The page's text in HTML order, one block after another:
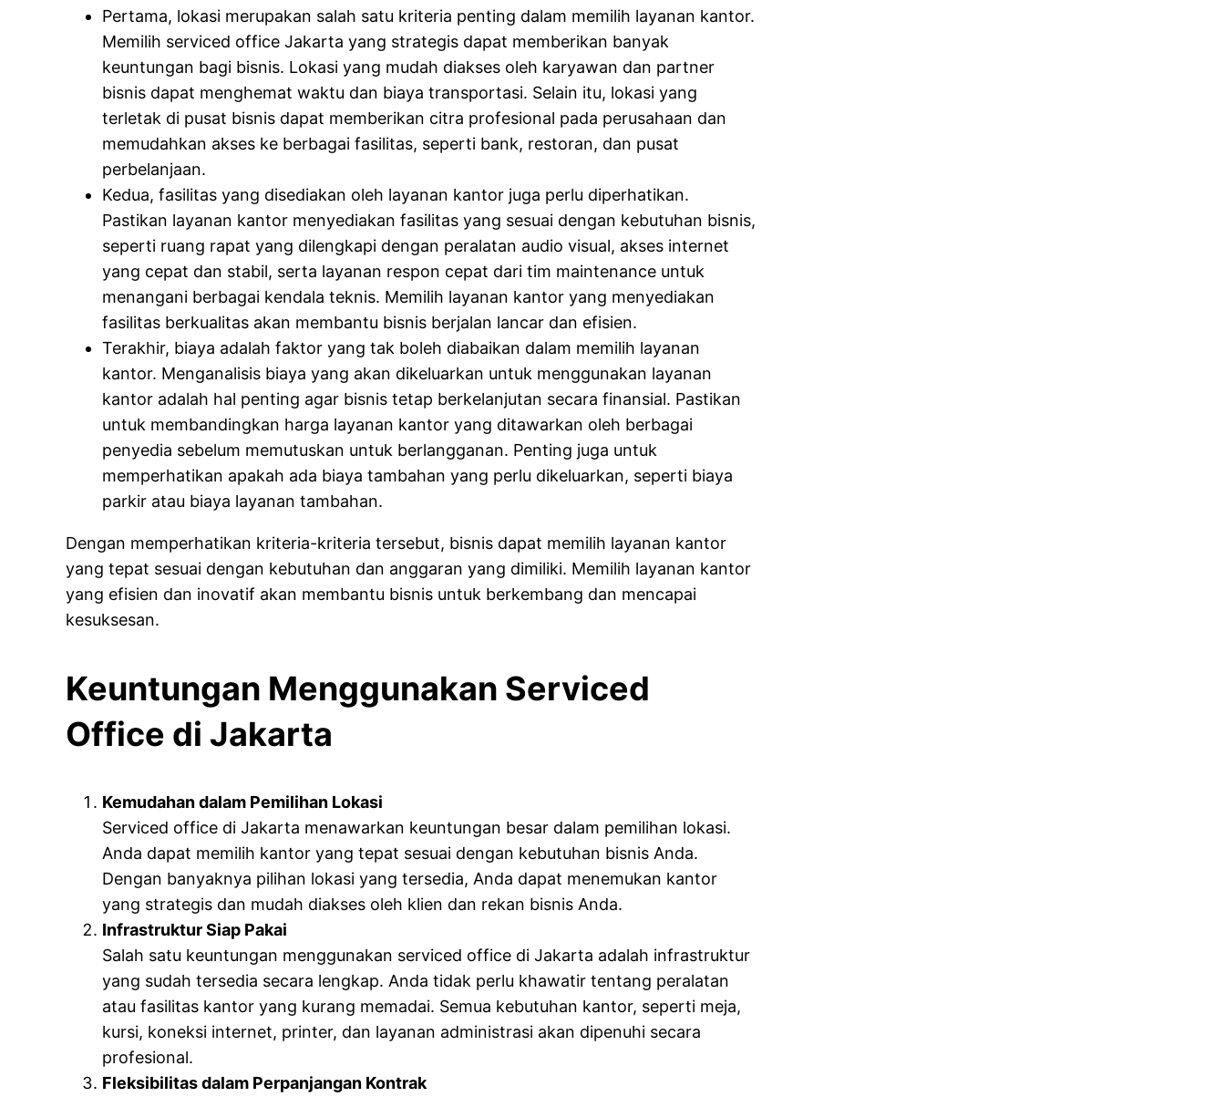
Pertama, lokasi merupakan salah satu kriteria penting dalam memilih layanan kantor.
Memilih serviced office Jakarta yang strategis dapat memberikan banyak
keuntungan bagi bisnis. Lokasi yang mudah diakses oleh karyawan dan partner
bisnis dapat menghemat waktu dan biaya transportasi. Selain itu, lokasi yang
terletak di pusat bisnis dapat memberikan citra profesional pada perusahaan dan
memudahkan akses ke berbagai fasilitas, seperti bank, restoran, dan pusat
perbelanjaan.
Kedua, fasilitas yang disediakan oleh layanan kantor juga perlu diperhatikan.
Pastikan layanan kantor menyediakan fasilitas yang sesuai dengan kebutuhan bisnis,
seperti ruang rapat yang dilengkapi dengan peralatan audio visual, akses internet
yang cepat dan stabil, serta layanan respon cepat dari tim maintenance untuk
menangani berbagai kendala teknis. Memilih layanan kantor yang menyediakan
fasilitas berkualitas akan membantu bisnis berjalan lancar dan efisien.
Terakhir, biaya adalah faktor yang tak boleh diabaikan dalam memilih layanan
kantor. Menganalisis biaya yang akan dikeluarkan untuk menggunakan layanan
kantor adalah hal penting agar bisnis tetap berkelanjutan secara finansial. Pastikan
untuk membandingkan harga layanan kantor yang ditawarkan oleh berbagai
penyedia sebelum memutuskan untuk berlangganan. Penting juga untuk
memperhatikan apakah ada biaya tambahan yang perlu dikeluarkan, seperti biaya
parkir atau biaya layanan tambahan.
Dengan memperhatikan kriteria-kriteria tersebut, bisnis dapat memilih layanan kantor
yang tepat sesuai dengan kebutuhan dan anggaran yang dimiliki. Memilih layanan kantor
yang efisien dan inovatif akan membantu bisnis untuk berkembang dan mencapai
kesuksesan.
Keuntungan Menggunakan Serviced
Office di Jakarta
Kemudahan dalam Pemilihan Lokasi
Serviced office di Jakarta menawarkan keuntungan besar dalam pemilihan lokasi.
Anda dapat memilih kantor yang tepat sesuai dengan kebutuhan bisnis Anda.
Dengan banyaknya pilihan lokasi yang tersedia, Anda dapat menemukan kantor
yang strategis dan mudah diakses oleh klien dan rekan bisnis Anda.
Infrastruktur Siap Pakai
Salah satu keuntungan menggunakan serviced office di Jakarta adalah infrastruktur
yang sudah tersedia secara lengkap. Anda tidak perlu khawatir tentang peralatan
atau fasilitas kantor yang kurang memadai. Semua kebutuhan kantor, seperti meja,
kursi, koneksi internet, printer, dan layanan administrasi akan dipenuhi secara
profesional.
Fleksibilitas dalam Perpanjangan Kontrak